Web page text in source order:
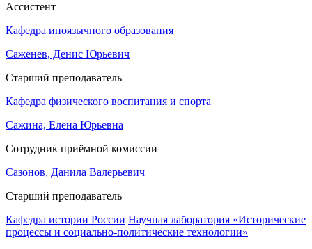
Ассистент
Кафедра иноязычного образования
Саженев, Денис Юрьевич
Старший преподаватель
Кафедра физического воспитания и спорта
Сажина, Елена Юрьевна
Сотрудник приёмной комиссии
Сазонов, Данила Валерьевич
Старший преподаватель
Кафедра истории России Научная лаборатория «Исторические
процессы и социально-политические технологии»